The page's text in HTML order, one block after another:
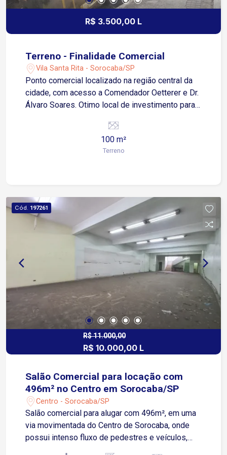
R$ 3.500,00 L
Terreno - Finalidade Comercial
Vila Santa Rita - Sorocaba/SP
Ponto comercial localizado na região central da
cidade, com acesso a Comendador Oetterer e Dr.
Álvaro Soares. Otimo local de investimento para
100 m²
Terreno
Cód. 197261
R$ 11.000,00
R$ 10.000,00 L
Salão Comercial para locação com
496m² no Centro em Sorocaba/SP
Centro - Sorocaba/SP
Salão comercial para alugar com 496m², em uma
via movimentada do Centro de Sorocaba, onde
possui intenso fluxo de pedestres e veículos,